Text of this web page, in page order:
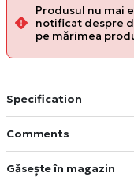
Produsul nu mai
notificat despre
pe mărimea
Specification
Comments
Găsește în magazin